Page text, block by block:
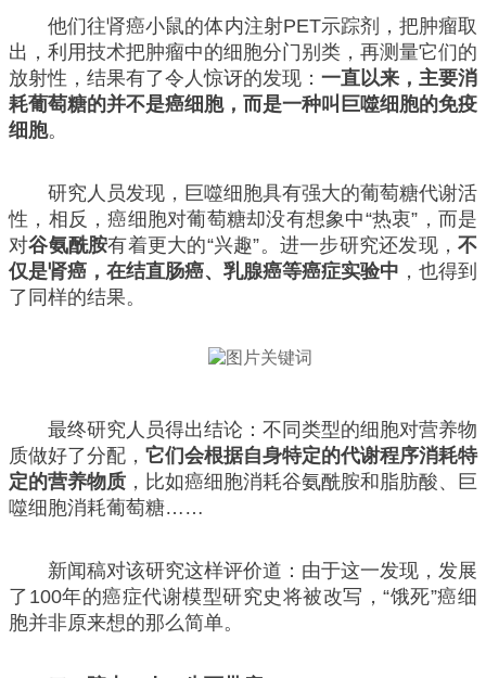
他们往肾癌小鼠的体内注射PET示踪剂，把肿瘤取
出，利用技术把肿瘤中的细胞分门别类，再测量它们的
放射性，结果有了令人惊讶的发现： 一直以来，主要消
耗葡萄糖的并不是癌细胞，而是一种叫巨噬细胞的免疫
细胞。
研究人员发现，巨噬细胞具有强大的葡萄糖代谢活
性，相反，癌细胞对葡萄糖却没有想象中“热衷”，而是
对谷氨酰胺有着更大的“兴趣”。进一步研究还发现， 不
仅是肾癌，在结直肠癌、乳腺癌等癌症实验中 ，也得到
了同样的结果。
最终研究人员得出结论：不同类型的细胞对营养物
质做好了分配， 它们会根据自身特定的代谢程序消耗特
定的营养物质 ，比如癌细胞消耗谷氨酰胺和脂肪酸、巨
噬细胞消耗葡萄糖……
新闻稿对该研究这样评价道：由于这一发现，发展
了100年的癌症代谢模型研究史将被改写，“饿死”癌细
胞并非原来想的那么简单。